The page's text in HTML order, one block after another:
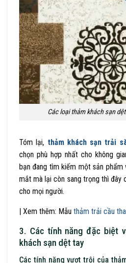
Các loại thảm khách sạn
Tóm lại, thảm khách sạn trải
chọn phù hợp nhất cho không
bạn đang tìm kiếm một sản
mắt mà lại còn sang trọng thì đây
cho mọi người.
| Xem thêm: Mẫu thảm trải cầu
3. Các tính năng đặc biệt
khách sạn dệt tay
Các tính năng vượt trội của